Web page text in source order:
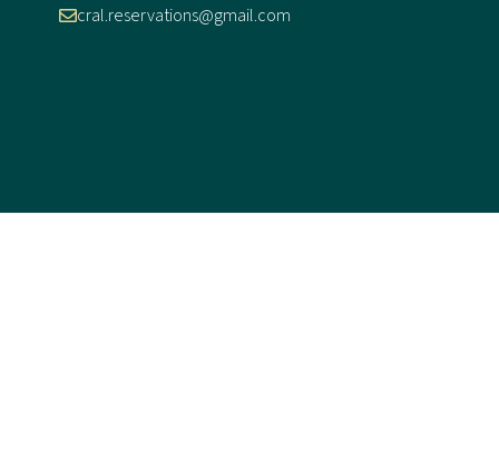
cral.reservations@gmail.com